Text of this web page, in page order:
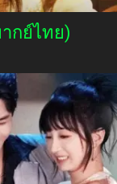
กย์ไทย)